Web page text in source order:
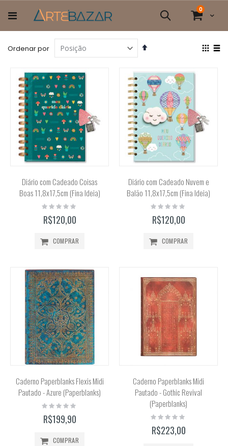
para
o
conteúdo
Cart
0itens
Pesquisa
Ordenar por
Definir
Ver
Diário com Cadeado Coisas
Boas 11,8x17,5cm (Fina Ideia)
Rating:
R$120,00
COMPRAR
Diário com Cadeado Nuvem e
Balão 11,8x17,5cm (Fina Ideia)
Rating:
R$120,00
COMPRAR
Caderno Paperblanks Flexis Midi
Pautado - Azure (Paperblanks)
Rating:
R$199,90
COMPRAR
Caderno Paperblanks Midi
Pautado - Gothic Revival
(Paperblanks)
Rating:
R$223,00